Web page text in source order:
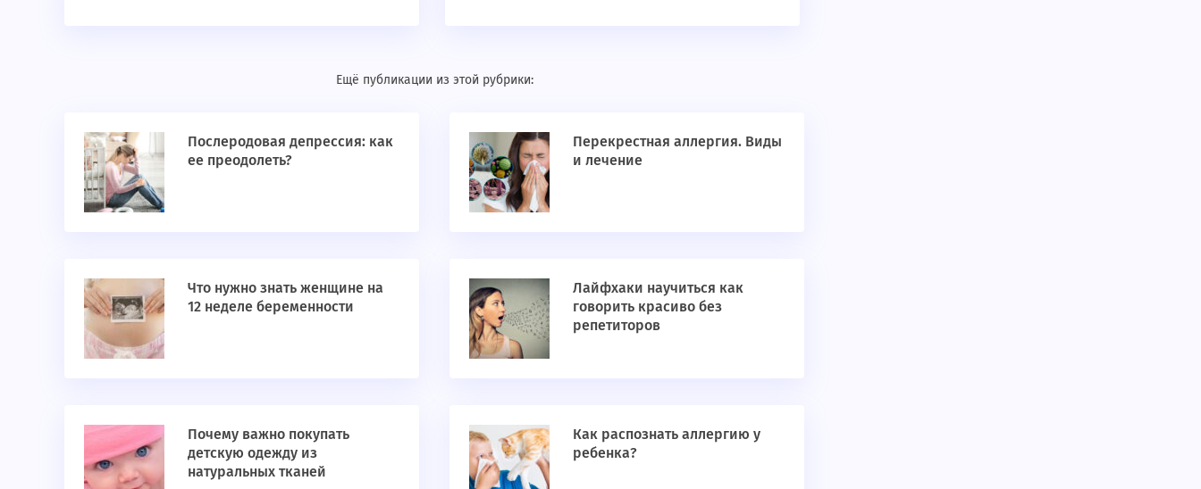
Ещё публикации из этой рубрики:
Послеродовая депрессия: как
ее преодолеть?
Перекрестная аллергия. Виды
и лечение
Что нужно знать женщине на
12 неделе беременности
Лайфхаки научиться как
говорить красиво без
репетиторов
Почему важно покупать
детскую одежду из
натуральных тканей
Как распознать аллергию у
ребенка?